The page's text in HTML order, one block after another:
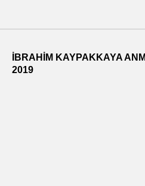
İBRAHİM KAYPAKKAYA
2019